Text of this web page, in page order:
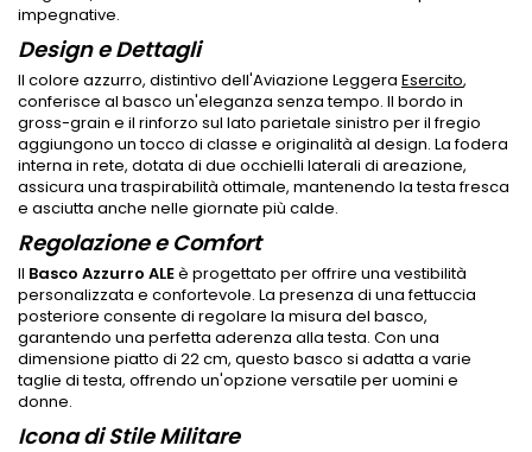
impegnative.
Design e Dettagli
Il colore azzurro, distintivo dell'Aviazione Leggera Esercito,
conferisce al basco un'eleganza senza tempo. Il bordo in
gross-grain e il rinforzo sul lato parietale sinistro per il fregio
aggiungono un tocco di classe e originalità al design. La fodera
interna in rete, dotata di due occhielli laterali di areazione,
assicura una traspirabilità ottimale, mantenendo la testa fresca
e asciutta anche nelle giornate più calde.
Regolazione e Comfort
Il Basco Azzurro ALEè progettato per offrire una vestibilità
personalizzata e confortevole. La presenza di una fettuccia
posteriore consente di regolare la misura del basco,
garantendo una perfetta aderenza alla testa. Con una
dimensione piatto di 22 cm, questo basco si adatta a varie
taglie di testa, offrendo un'opzione versatile per uomini e
donne.
Icona di Stile Militare